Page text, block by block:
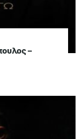
– Σ’